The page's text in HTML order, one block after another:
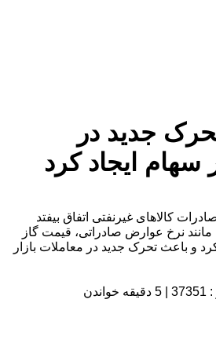
جدید در
سهام ایجاد کرد
کالاهای غیرنفتی اتفاق بیفتد
نرخ عوارض صادراتی، قیمت گاز
و باعث تحرک جدید در معاملات بازار
5 دقیقه خواندن